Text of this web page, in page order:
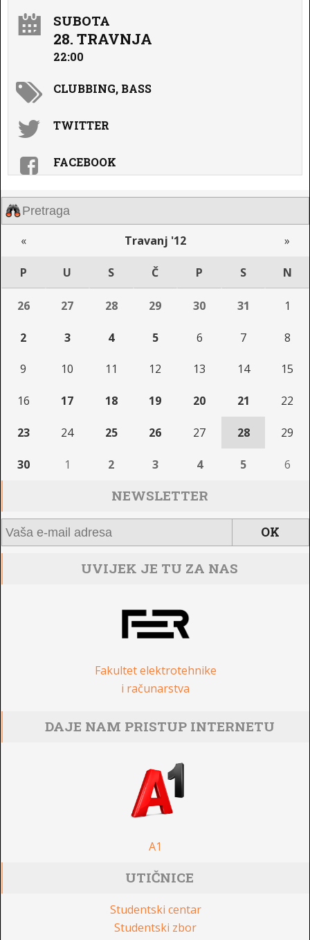
SUBOTA
28. TRAVNJA
22:00
CLUBBING, BASS
TWITTER
FACEBOOK
« Travanj '12 »
P U S Č P S N
26 27 28 29 30 31 1
2 3 4 5 6 7 8
9 10 11 12 13 14 15
16 17 18 19 20 21 22
23 24 25 26 27 28 29
30 1 2 3 4 5 6
NEWSLETTER
UVIJEK JE TU ZA NAS
Fakultet elektrotehnike
i računarstva
DAJE NAM PRISTUP INTERNETU
A1
UTIČNICE
Studentski centar
Studentski zbor